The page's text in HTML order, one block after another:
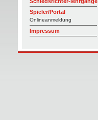
Spieler/Portal
Onlineanmeldung
Impressum